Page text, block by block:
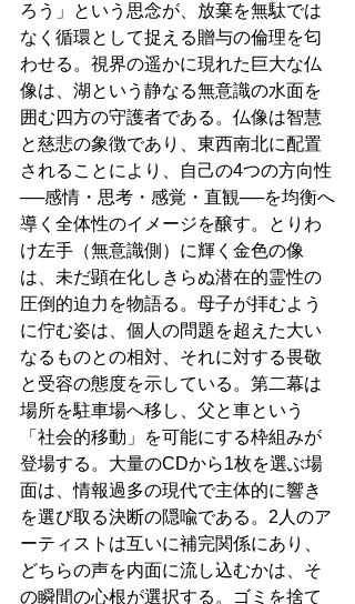
ろう」という思念が、放棄を無駄では
なく循環として捉える贈与の倫理を匂
わせる。視界の遥かに現れた巨大な仏
像は、湖という静なる無意識の水面を
囲む四方の守護者である。仏像は智慧
と慈悲の象徴であり、東西南北に配置
されることにより、自己の4つの方向性
──感情・思考・感覚・直観──を均衡へ
導く全体性のイメージを醸す。とりわ
け左手（無意識側）に輝く金色の像
は、未だ顕在化しきらぬ潜在的霊性の
圧倒的迫力を物語る。母子が拝むよう
に佇む姿は、個人の問題を超えた大い
なるものとの相対、それに対する畏敬
と受容の態度を示している。第二幕は
場所を駐車場へ移し、父と車という
「社会的移動」を可能にする枠組みが
登場する。大量のCDから1枚を選ぶ場
面は、情報過多の現代で主体的に響き
を選び取る決断の隠喩である。2人のア
ーティストは互いに補完関係にあり、
どちらの声を内面に流し込むかは、そ
の瞬間の心根が選択する。ゴミを捨て